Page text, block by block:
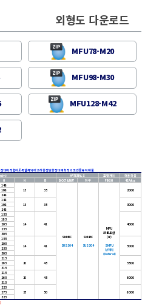
외형도 다운로드
MFU78-M20
MFU98-M30
MFU128-M42
비에 적합하도록 설계되어 고하중 정밀한 장비에 최적의 조건을 유지해줌
m) MATERIALS 표면처리
허용하중
H N B BOLT&NUT 하부 FINSH 4EA/kg
148
13
35
SM45C
SUS304
SM45C
SUS304
MFU
크롬도금
(Cr)
SMFU
산처리
(Natural)
2000
198
248
148
13
35 3000
198
248
155
14 41 4000
185
205
255
305
155
14
41 5000
205
255
305
215
20
45 5500
265
315
215
20
45 6000
265
315
225
25
50 8000
275
325